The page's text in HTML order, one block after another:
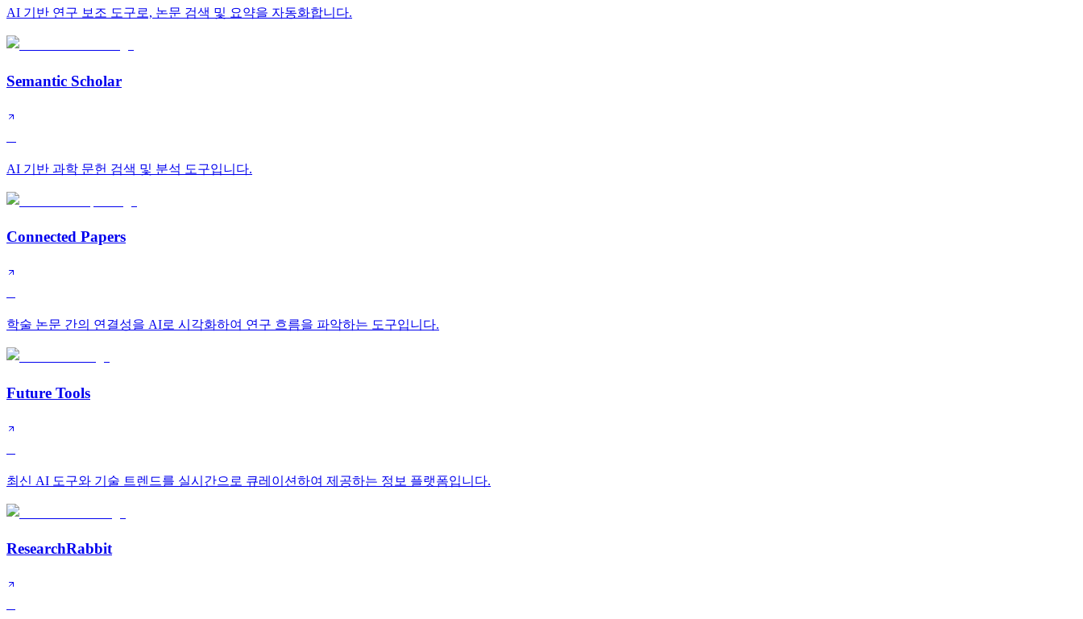
AI 기반 연구 보조 도구로, 논문 검색 및 요약을 자동화합니다.
Semantic Scholar
AI 기반 과학 문헌 검색 및 분석 도구입니다.
Connected Papers
학술 논문 간의 연결성을 AI로 시각화하여 연구 흐름을 파악하는 도구입니다.
Future Tools
최신 AI 도구와 기술 트렌드를 실시간으로 큐레이션하여 제공하는 정보 플랫폼입니다.
ResearchRabbit